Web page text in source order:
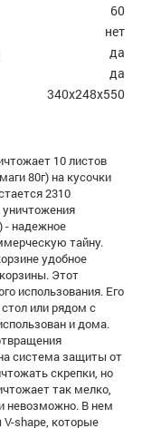
60
нет
да
да
340х248х550
10 листов
80г) на кусочки
2310
уничтожения
- надежное
тайну.
удобное
Этот
использования. Его
или рядом с
и дома.
система защиты от
скрепки, но
так мелко,
невозможно. В нем
shape, которые